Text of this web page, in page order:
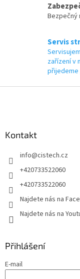
Bezpečný
Servis
zařízení v
přijedeme
Kontakt
info@cistech.cz
+420733522060
+420733522060
Najdete nás na
Najdete nás na
Přihlášení
E-mail